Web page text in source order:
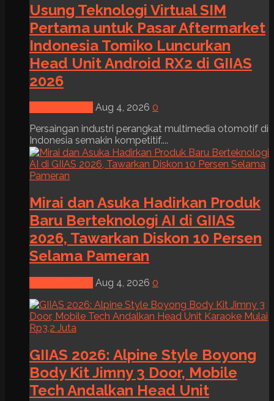
Usung Teknologi Virtual SIM
Pertama untuk Pasar Aftermarket
Indonesia Tomiko Luncurkan
Head Unit Android RX2 di GIIAS
2026
Aug 4, 2026 0
Persaingan industri perangkat multimedia otomotif di
Indonesia semakin kompetitif....
Mirai dan Asuka Hadirkan Produk
Baru Berteknologi AI di GIIAS
2026, Tawarkan Diskon 10 Persen
Selama Pameran
Aug 4, 2026 0
GIIAS 2026: Alpine Style Boyong
Body Kit Jimny 3 Door, Mobile
Tech Andalkan Head Unit